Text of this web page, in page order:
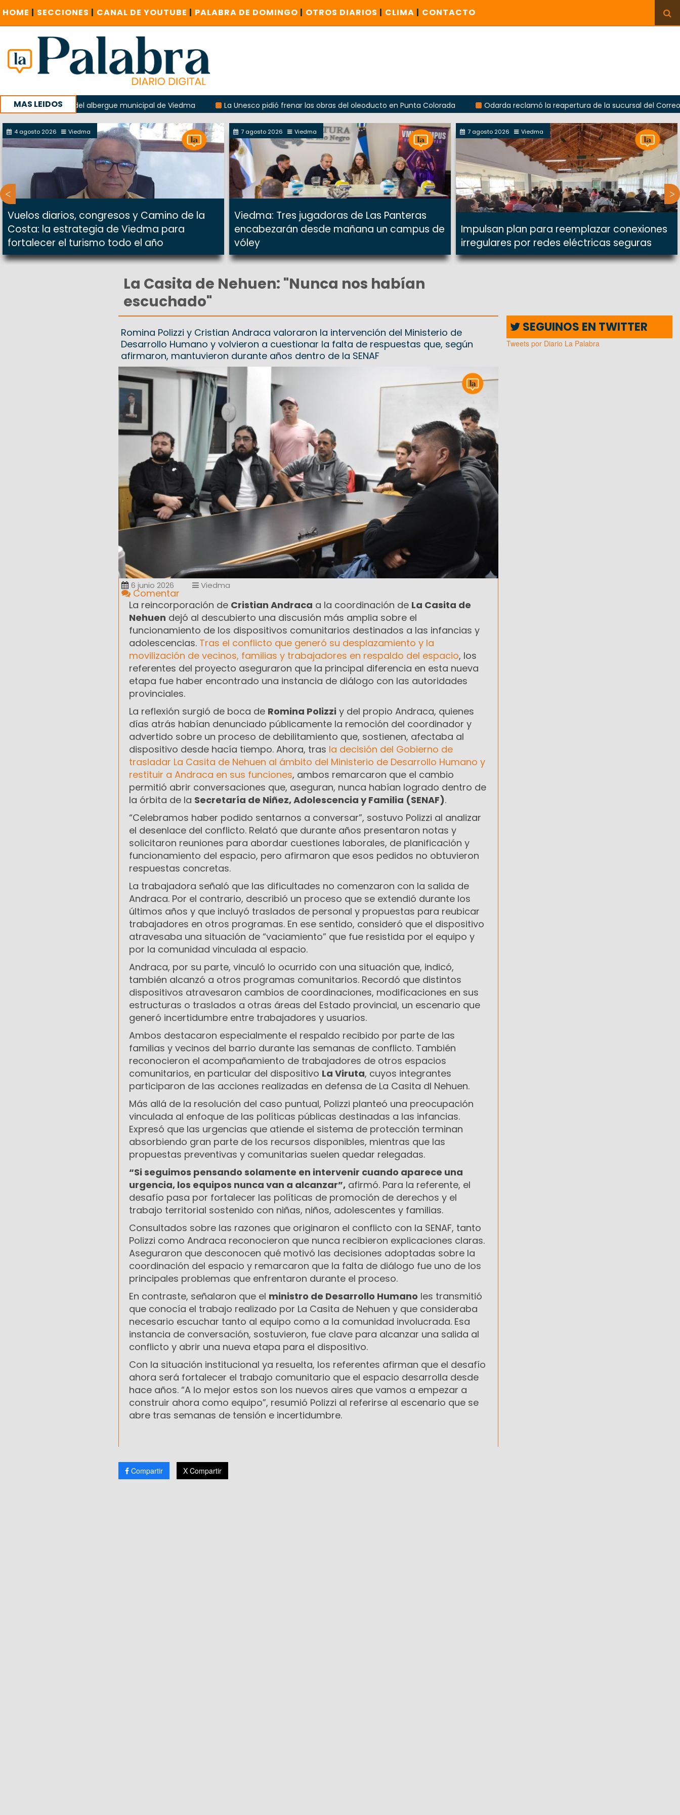
HOME | SECCIONES | CANAL DE YOUTUBE | PALABRA DE DOMINGO | OTROS DIARIOS | CLIMA | CONTACTO
MAS LEIDOS
del albergue municipal de Viedma La Unesco pidió frenar las obras del oleoducto en Punta Colorada
Odarda reclamó la reapertura de la sucursal del Correo Argentino
con un encuentro provincial en Roca
4 agosto 2026 Viedma
Vuelos diarios, congresos y Camino de la
Costa: la estrategia de Viedma para
fortalecer el turismo todo el año
7 agosto 2026 Viedma
Viedma: Tres jugadoras de Las Panteras
encabezarán desde mañana un campus de
vóley
7 agosto 2026 Viedma
Impulsan plan para reemplazar conexiones
irregulares por redes eléctricas seguras
La Casita de Nehuen: "Nunca nos habían
escuchado"
Romina Polizzi y Cristian Andraca valoraron la intervención del Ministerio de
Desarrollo Humano y volvieron a cuestionar la falta de respuestas que, según
afirmaron, mantuvieron durante años dentro de la SENAF
6 junio 2026 Viedma
Comentar
La reincorporación de Cristian Andraca a la coordinación de La Casita de
Nehuen dejó al descubierto una discusión más amplia sobre el
funcionamiento de los dispositivos comunitarios destinados a las infancias y
adolescencias. Tras el conflicto que generó su desplazamiento y la
movilización de vecinos, familias y trabajadores en respaldo del espacio, los
referentes del proyecto aseguraron que la principal diferencia en esta nueva
etapa fue haber encontrado una instancia de diálogo con las autoridades
provinciales.
La reflexión surgió de boca de Romina Polizzi y del propio Andraca, quienes
días atrás habían denunciado públicamente la remoción del coordinador y
advertido sobre un proceso de debilitamiento que, sostienen, afectaba al
dispositivo desde hacía tiempo. Ahora, tras la decisión del Gobierno de
trasladar La Casita de Nehuen al ámbito del Ministerio de Desarrollo Humano y
restituir a Andraca en sus funciones, ambos remarcaron que el cambio
permitió abrir conversaciones que, aseguran, nunca habían logrado dentro de
la órbita de la Secretaría de Niñez, Adolescencia y Familia (SENAF).
“Celebramos haber podido sentarnos a conversar”, sostuvo Polizzi al analizar
el desenlace del conflicto. Relató que durante años presentaron notas y
solicitaron reuniones para abordar cuestiones laborales, de planificación y
funcionamiento del espacio, pero afirmaron que esos pedidos no obtuvieron
respuestas concretas.
La trabajadora señaló que las dificultades no comenzaron con la salida de
Andraca. Por el contrario, describió un proceso que se extendió durante los
últimos años y que incluyó traslados de personal y propuestas para reubicar
trabajadores en otros programas. En ese sentido, consideró que el dispositivo
atravesaba una situación de “vaciamiento” que fue resistida por el equipo y
por la comunidad vinculada al espacio.
Andraca, por su parte, vinculó lo ocurrido con una situación que, indicó,
también alcanzó a otros programas comunitarios. Recordó que distintos
dispositivos atravesaron cambios de coordinaciones, modificaciones en sus
estructuras o traslados a otras áreas del Estado provincial, un escenario que
generó incertidumbre entre trabajadores y usuarios.
Ambos destacaron especialmente el respaldo recibido por parte de las
familias y vecinos del barrio durante las semanas de conflicto. También
reconocieron el acompañamiento de trabajadores de otros espacios
comunitarios, en particular del dispositivo La Viruta, cuyos integrantes
participaron de las acciones realizadas en defensa de La Casita dl Nehuen.
Más allá de la resolución del caso puntual, Polizzi planteó una preocupación
vinculada al enfoque de las políticas públicas destinadas a las infancias.
Expresó que las urgencias que atiende el sistema de protección terminan
absorbiendo gran parte de los recursos disponibles, mientras que las
propuestas preventivas y comunitarias suelen quedar relegadas.
“Si seguimos pensando solamente en intervenir cuando aparece una
urgencia, los equipos nunca van a alcanzar”, afirmó. Para la referente, el
desafío pasa por fortalecer las políticas de promoción de derechos y el
trabajo territorial sostenido con niñas, niños, adolescentes y familias.
Consultados sobre las razones que originaron el conflicto con la SENAF, tanto
Polizzi como Andraca reconocieron que nunca recibieron explicaciones claras.
Aseguraron que desconocen qué motivó las decisiones adoptadas sobre la
coordinación del espacio y remarcaron que la falta de diálogo fue uno de los
principales problemas que enfrentaron durante el proceso.
En contraste, señalaron que el ministro de Desarrollo Humano les transmitió
que conocía el trabajo realizado por La Casita de Nehuen y que consideraba
necesario escuchar tanto al equipo como a la comunidad involucrada. Esa
instancia de conversación, sostuvieron, fue clave para alcanzar una salida al
conflicto y abrir una nueva etapa para el dispositivo.
Con la situación institucional ya resuelta, los referentes afirman que el desafío
ahora será fortalecer el trabajo comunitario que el espacio desarrolla desde
hace años. “A lo mejor estos son los nuevos aires que vamos a empezar a
construir ahora como equipo”, resumió Polizzi al referirse al escenario que se
abre tras semanas de tensión e incertidumbre.
Compartir X Compartir
SEGUINOS EN TWITTER
Tweets por Diario La Palabra